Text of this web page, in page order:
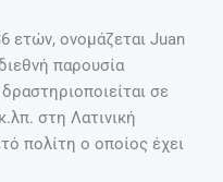
ετών, ονομάζεται Juan
παρουσία
σε
στη Λατινική
πολίτη ο οποίος έχει